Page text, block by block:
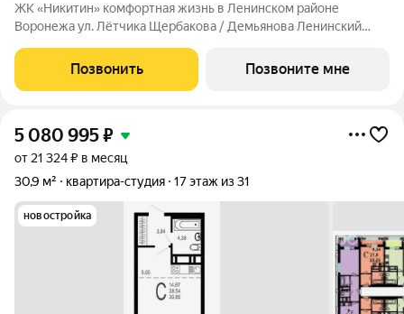
ЖК «Никитин» комфортная жизнь в Ленинском районе
Воронежа ул. Лётчика Щербакова / Демьянова Ленинский
Современный жилой комплекс в тихом центре города. Рядом
цирк, парк им. Дурова, ТЦ,
Позвонить Позвоните мне
5 080 995₽
от 21 324 ₽ в месяц
30,9 м²
квартира-студия 17 этаж из 31
новостройка